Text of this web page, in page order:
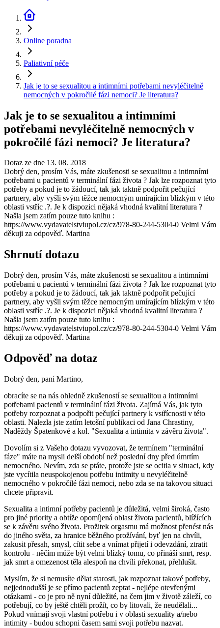
Online poradna
Paliativní péče
Jak je to se sexualitou a intimními potřebami nevyléčitelně
nemocných v pokročilé fázi nemoci? Je literatura?
Jak je to se sexualitou a intimními
potřebami nevyléčitelně nemocných v
pokročilé fázi nemoci? Je literatura?
Dotaz ze dne 13. 08. 2018
Dobrý den, prosím Vás, máte zkušenosti se sexualitou a intimními
potřebami u pacientů v terminální fázi života ? Jak lze rozpoznat tyto
potřeby a pokud je to žádoucí, tak jak taktně podpořit pečující
partnery, aby vyšli svým těžce nemocným umírajícím blízkým v této
oblasti vstříc .?. Je k dispozici nějaká vhodná kvalitní literatura ?
Našla jsem zatím pouze tuto knihu :
https://www.vydavatelstviupol.cz/cz/978-80-244-5304-0 Velmi Vám
děkuji za odpověď. Martina
Shrnutí dotazu
Dobrý den, prosím Vás, máte zkušenosti se sexualitou a intimními
potřebami u pacientů v terminální fázi života ? Jak lze rozpoznat tyto
potřeby a pokud je to žádoucí, tak jak taktně podpořit pečující
partnery, aby vyšli svým těžce nemocným umírajícím blízkým v této
oblasti vstříc .?. Je k dispozici nějaká vhodná kvalitní literatura ?
Našla jsem zatím pouze tuto knihu :
https://www.vydavatelstviupol.cz/cz/978-80-244-5304-0 Velmi Vám
děkuji za odpověď. Martina
Odpověď na dotaz
Dobrý den, paní Martino,
obracíte se na nás ohledně zkušeností se sexualitou a intimními
potřebami pacientů v terminální fázi života. Zajímá Vás, jak tyto
potřeby rozpoznat a podpořit pečující partnery k vstřícnosti v této
oblasti. Nalezla jste zatím letošní publikaci od Jana Chrastiny,
Naděždy Špatenkové a kol. "Sexualita a intimita v závěru života".
Dovolím si z Vašeho dotazu vyvozovat, že termínem "terminální
fáze" máte na mysli delší období než poslední dny před úmrtím
nemocného. Nevím, zda se ptáte, protože jste se ocitla v situaci, kdy
jste vycítila neuspokojenou potřebu intimity u nevyléčitelně
nemocného v pokročilé fázi nemoci, nebo zda se na takovou situaci
chcete připravit.
Sexualita a intimní potřeby pacientů je důležitá, velmi široká, často
pro jiné priority a obtíže opomíjená oblast života pacientů, blížících
se k závěru svého života. Prožitek orgasmu má možnost přenést nás
do jiného světa, za hranice běžného prožívání, byť jen na chvíli,
zakusit přesah, smysl, cítit sebe a vnímat přijetí i odevzdání, ztratit
kontrolu - něčím může být velmi blízký tomu, co přináší smrt, resp.
jak smrt a omezenost těla alespoň na chvíli překonat, přehlušit.
Myslím, že si nemusíte dělat starosti, jak rozpoznat takové potřeby,
nejjednodušší je se přímo pacientů zeptat - nejlépe otevřenými
otázkami - co je pro ně nyní důležité, na čem jim v životě záleží, co
potřebují, co by ještě chtěli prožít, co by litovali, že neudělali...
Pokud vnímají svoji vlastní potřebu i v oblasti sexuality a/nebo
intimity - budou schopni časem sami svoji potřebu nazvat.